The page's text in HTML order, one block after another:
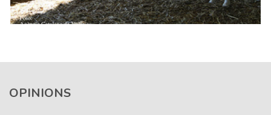
OPINIONS